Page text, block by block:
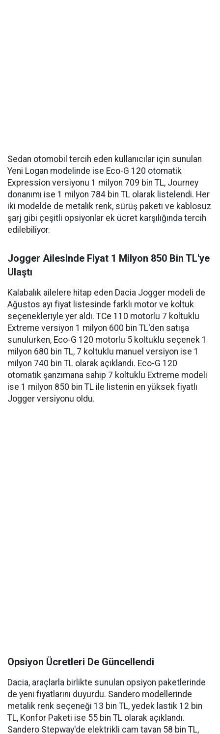
Sedan otomobil tercih eden kullanıcılar için sunulan
Yeni Logan modelinde ise Eco-G 120 otomatik
Expression versiyonu 1 milyon 709 bin TL, Journey
donanımı ise 1 milyon 784 bin TL olarak listelendi. Her
iki modelde de metalik renk, sürüş paketi ve kablosuz
şarj gibi çeşitli opsiyonlar ek ücret karşılığında tercih
edilebiliyor.
Jogger Ailesinde Fiyat 1 Milyon 850 Bin TL'ye
Ulaştı
Kalabalık ailelere hitap eden Dacia Jogger modeli de
Ağustos ayı fiyat listesinde farklı motor ve koltuk
seçenekleriyle yer aldı. TCe 110 motorlu 7 koltuklu
Extreme versiyon 1 milyon 600 bin TL'den satışa
sunulurken, Eco-G 120 motorlu 5 koltuklu seçenek 1
milyon 680 bin TL, 7 koltuklu manuel versiyon ise 1
milyon 740 bin TL olarak açıklandı. Eco-G 120
otomatik şanzımana sahip 7 koltuklu Extreme modeli
ise 1 milyon 850 bin TL ile listenin en yüksek fiyatlı
Jogger versiyonu oldu.
Opsiyon Ücretleri De Güncellendi
Dacia, araçlarla birlikte sunulan opsiyon paketlerinde
de yeni fiyatlarını duyurdu. Sandero modellerinde
metalik renk seçeneği 13 bin TL, yedek lastik 12 bin
TL, Konfor Paketi ise 55 bin TL olarak açıklandı.
Sandero Stepway'de elektrikli cam tavan 58 bin TL,